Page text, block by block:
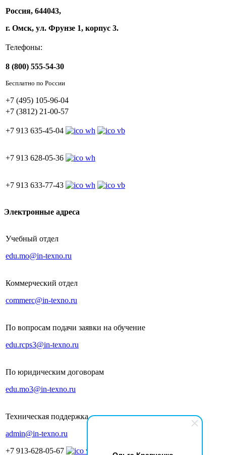
Россия, 644043,
г. Омск, ул. Фрунзе 1, корпус 3.
Телефоны:
8 (800) 555-54-30
Бесплатно по России
+7 (495) 105-96-04
+7 (3812) 21-00-57
+7 913 635-45-04
+7 913 628-05-36
+7 913 633-77-43
Электронные адреса
Учебный отдел
edu.mo@in-texno.ru
Коммерческий отдел
commerc@in-texno.ru
По вопросам подачи заявки на обучение
edu.rcps3@in-texno.ru
По юридическим договорам
edu.mo3@in-texno.ru
Техническая поддержка
admin@in-texno.ru
+7 913-628-05-67